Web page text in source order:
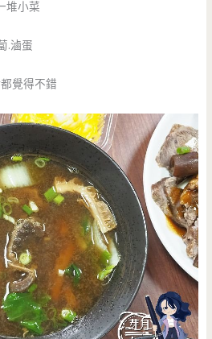
堆小菜
.滷蛋
覺得不錯